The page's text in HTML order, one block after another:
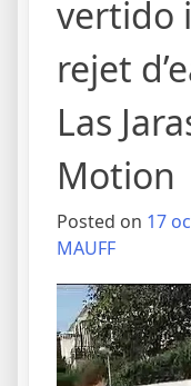
vertido
rejet
Las
Motion
Posted on 17
MAUFF